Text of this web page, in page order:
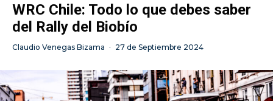
WRC Chile: Todo lo que debes saber
del Rally del Biobío
Claudio Venegas Bizama · 27 de Septiembre 2024